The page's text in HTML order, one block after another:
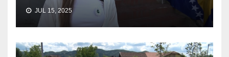
JUL 15, 2025